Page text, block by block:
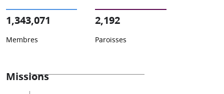
1,343,071
Membres
2,192
Paroisses
Missions